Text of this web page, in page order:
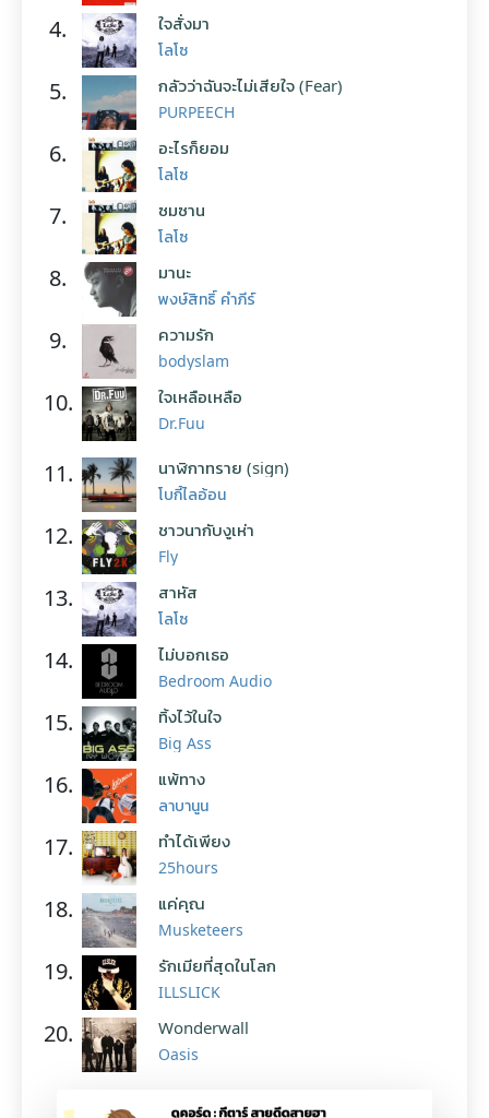
4. ใจสั่งมา
โลโซ
5. กลัวว่าฉันจะไม่เสียใจ (Fear)
PURPEECH
6. อะไรก็ยอม
โลโซ
7. ซมซาน
โลโซ
8. มานะ
พงษ์สิทธิ์ คำภีร์
9. ความรัก
bodyslam
10. ใจเหลือเหลือ
Dr.Fuu
11. นาฬิกาทราย (sign)
โบกี้ไลอ้อน
12. ชาวนากับงูเห่า
Fly
13. สาหัส
โลโซ
14. ไม่บอกเธอ
Bedroom Audio
15. ทิ้งไว้ในใจ
Big Ass
16. แพ้ทาง
ลาบานูน
17. ทำได้เพียง
25hours
18. แค่คุณ
Musketeers
19. รักเมียที่สุดในโลก
ILLSLICK
20. Wonderwall
Oasis